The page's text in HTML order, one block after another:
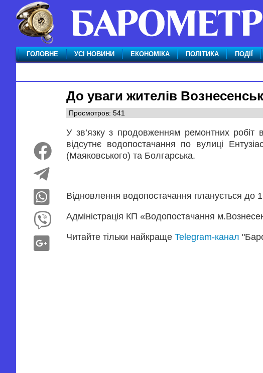
ГОЛОВНЕ УСІ НОВИНИ ЕКОНОМІКА ПОЛІТИКА ПОДІЇ
До уваги жителів
Просмотров: 541
У зв’язку з продовженням ремонтних робіт
відсутнє водопостачання по вулиці
(Маяковського) та Болгарська.
Відновлення водопостачання планується до
Адміністрація КП «Водопостачання
Читайте тільки найкраще Telegram-канал